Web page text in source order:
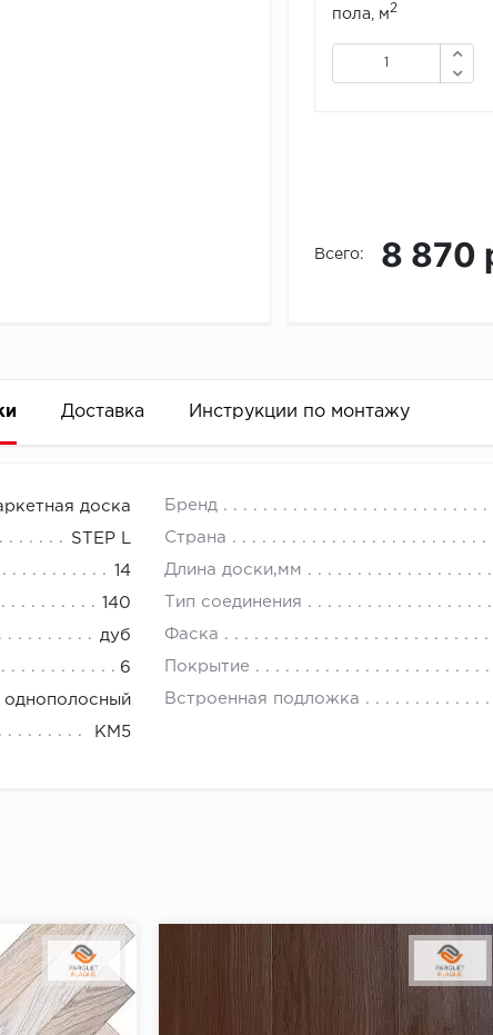
пола, м2
Всего: 8 870
Доставка Инструкции по монтажу
доска Бренд
STEP L Страна
14 Длина доски,мм
140 Тип соединения
дуб Фаска
6 Покрытие
однополосный Встроенная подложка
КМ5